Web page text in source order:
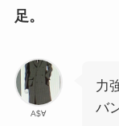
足。
A$∀
力
バ